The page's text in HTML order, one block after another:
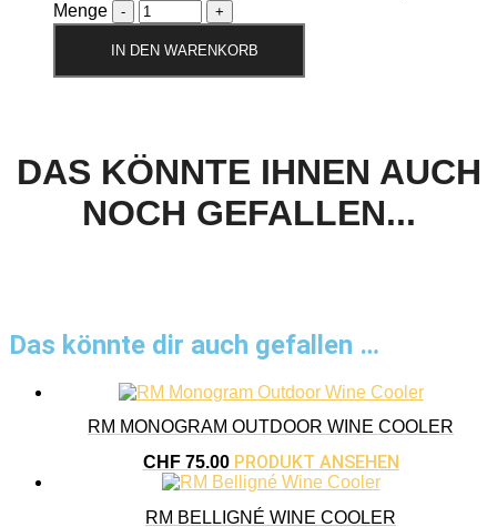
Menge
IN DEN WARENKORB
DAS KÖNNTE IHNEN AUCH
NOCH GEFALLEN...
Das könnte dir auch gefallen …
RM MONOGRAM OUTDOOR WINE COOLER
CHF75.00 PRODUKT ANSEHEN
RM BELLIGNÉ WINE COOLER